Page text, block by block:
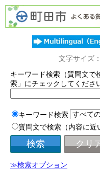
文字サイズ：
キーワード検索（質問文で
索」にチェックしてくださ
キーワード検索
質問文で検索（内容に近
≫検索オプション